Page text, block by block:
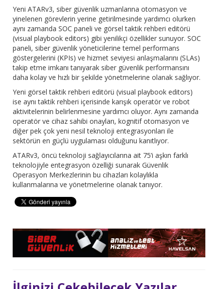
Yeni ATARv3, siber güvenlik uzmanlarına otomasyon ve
yinelenen görevlerin yerine getirilmesinde yardımcı olurken
aynı zamanda SOC paneli ve görsel taktik rehberi editörü
(visual playbook editors) gibi yenilikçi özellikler sunuyor. SOC
paneli, siber güvenlik yöneticilerine temel performans
göstergelerini (KPIs) ve hizmet seviyesi anlaşmalarını (SLAs)
takip etme imkanı tanıyarak siber güvenlik performansını
daha kolay ve hızlı bir şekilde yönetmelerine olanak sağlıyor.
Yeni görsel taktik rehberi editörü (visual playbook editors)
ise aynı taktik rehberi içerisinde karışık operatör ve robot
aktivitelerinin belirlenmesine yardımcı oluyor. Aynı zamanda
operatör ve cihaz sahibi onayları, kognitif otomasyon ve
diğer pek çok yeni nesil teknoloji entegrasyonları ile
sektörün en güçlü uygulaması olduğunu kanıtlıyor.
ATARv3, öncü teknoloji sağlayıcılarına ait 75’i aşkın farklı
teknolojiyle entegrasyon özelliği sunarak Güvenlik
Operasyon Merkezlerinin bu cihazları kolaylıkla
kullanmalarına ve yönetmelerine olanak tanıyor.